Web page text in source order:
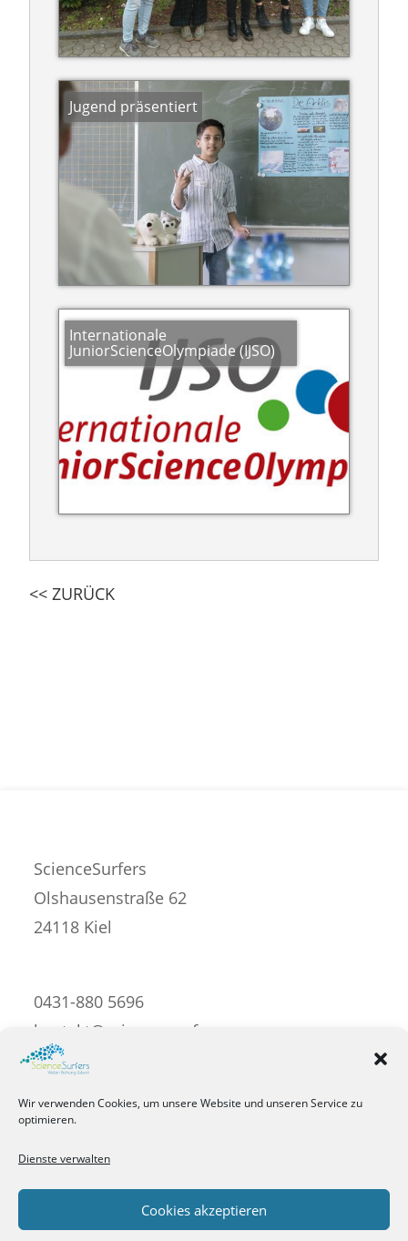
Wir verwenden Cookies, um unsere Website und unseren Service zu
optimieren.
Dienste verwalten
Cookies akzeptieren
Jugend präsentiert
Internationale
JuniorScienceOlympiade (IJSO)
<< ZURÜCK
ScienceSurfers
Olshausenstraße 62
24118 Kiel
0431-880 5696
kontakt@science-surfers.com
Impressum
Cookie-Richtlinie